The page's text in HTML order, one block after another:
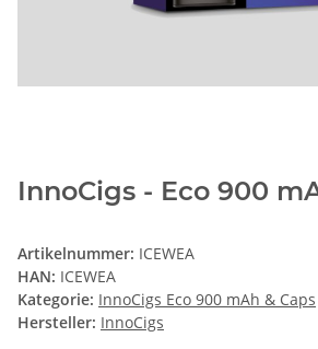
InnoCigs - Eco 900
Artikelnummer: ICEWEA
HAN: ICEWEA
Kategorie: InnoCigs Eco 900 mAh & Caps
Hersteller: InnoCigs